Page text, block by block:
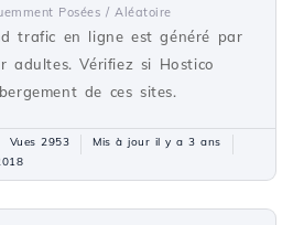
Posées / Aléatoire
trafic en ligne est généré par
adultes. Vérifiez si Hostico
de ces sites.
Vues 2953
Mis à jour il y a 3 ans